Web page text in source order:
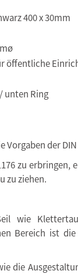
400 x 30mm
öffentliche
unten Ring
der
zu erbringen,
zu ziehen.
wie
Bereich ist die
die